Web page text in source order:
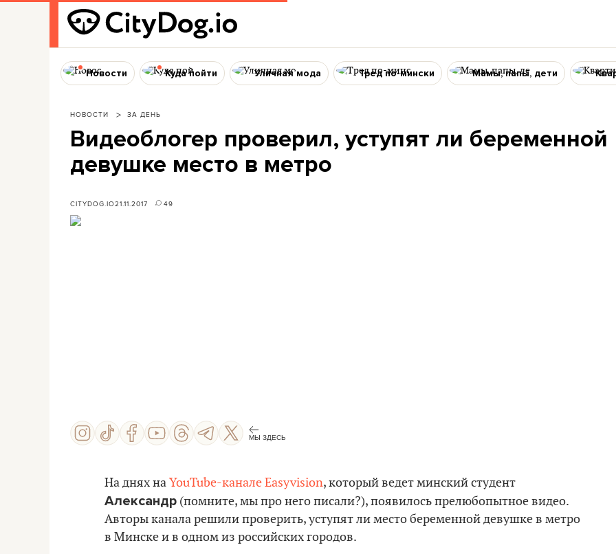
Новости Куда пойти Уличная мода Тред по-мински Мамы, папы, дети
НОВОСТИ ЗА ДЕНЬ
Видеоблогер проверил, уступят ли беременной
девушке место в метро
CITYDOG.IO21.11.2017 49
МЫ ЗДЕСЬ
На днях наYouTube-канале Easyvision, который ведет минский студент
Александр (помните, мы про него писали?), появилось прелюбопытное видео.
Авторы канала решили проверить, уступят ли место беременной девушке в метро
в Минске и в одном из российских городов.